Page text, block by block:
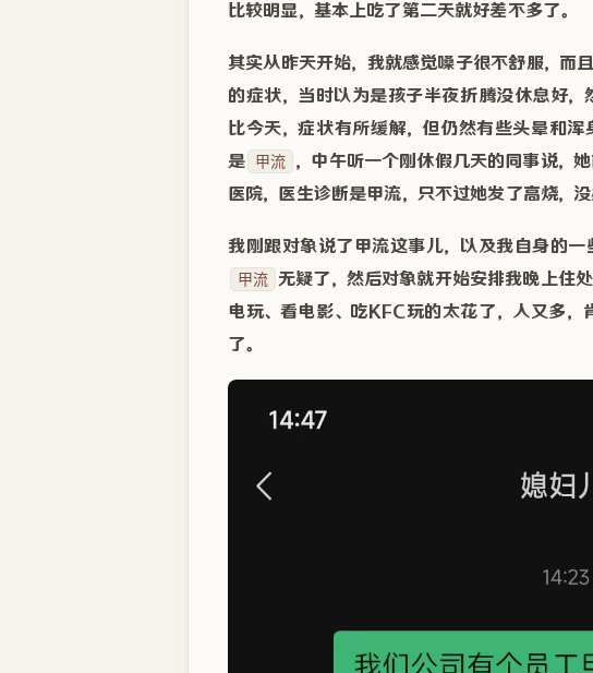
比较明显，基本上吃了第二天就好差不多了。
其实从昨天开始，我就感觉嗓子很不舒服，而
的症状，当时以为是孩子半夜折腾没休息好
比今天，症状有所缓解，但仍然有些头晕和
是
甲流
，中午听一个刚休假几天的同事说，
医院，医生诊断是甲流，只不过她发了高烧，没
我刚跟对象说了甲流这事儿，以及我自身的
甲流
无疑了，然后对象就开始安排我晚上住
电玩、看电影、吃KFC玩的太花了，人又多
了。